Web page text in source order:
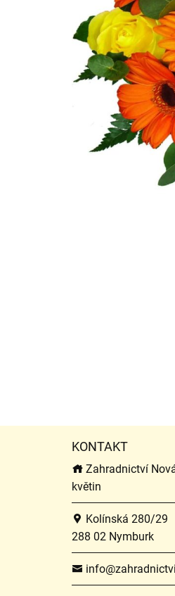
KONTAKT
Zahradnictví
květin
Kolínská 280/29
288 02 Nymburk